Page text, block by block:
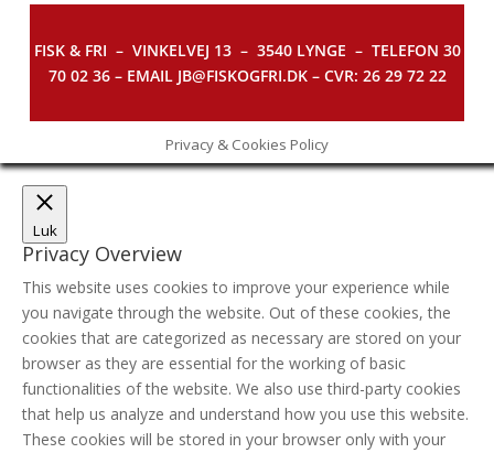
FISK & FRI – VINKELVEJ 13 – 3540 LYNGE – TELEFON 30
70 02 36 – EMAIL JB@FISKOGFRI.DK – CVR: 26 29 72 22
Privacy & Cookies Policy
Luk
Privacy Overview
This website uses cookies to improve your experience while
you navigate through the website. Out of these cookies, the
cookies that are categorized as necessary are stored on your
browser as they are essential for the working of basic
functionalities of the website. We also use third-party cookies
that help us analyze and understand how you use this website.
These cookies will be stored in your browser only with your